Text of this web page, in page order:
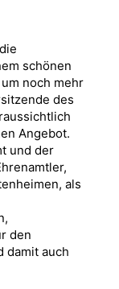
schönen
noch mehr
des
Angebot.
und der
als
den
damit auch